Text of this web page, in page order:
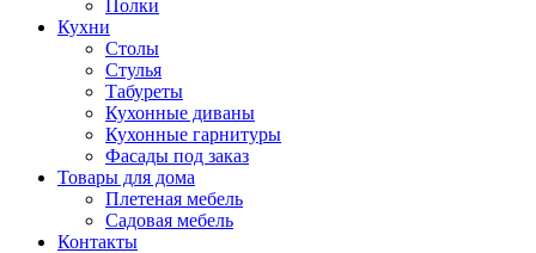
Полки
Кухни
Столы
Стулья
Табуреты
Кухонные диваны
Кухонные гарнитуры
Фасады под заказ
Товары для дома
Плетеная мебель
Садовая мебель
Контакты